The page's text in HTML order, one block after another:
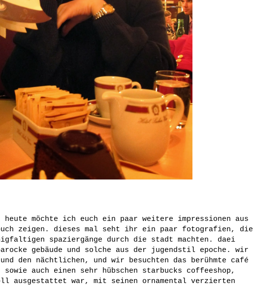
möchte ich euch ein paar weitere impressionen aus
zeigen. dieses mal seht ihr ein paar fotografien, die
spaziergänge durch die stadt machten. daei
gebäude und solche aus der jugendstil epoche. wir
den nächtlichen, und wir besuchten das berühmte café
auch einen sehr hübschen starbucks coffeeshop,
ausgestattet war, mit seinen ornamental verzierten